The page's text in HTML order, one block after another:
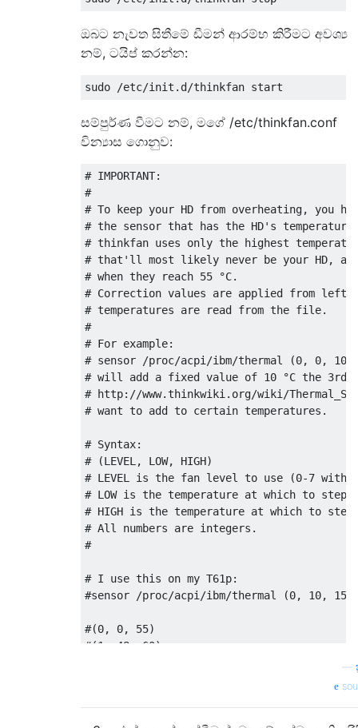
ඔබට නැවත සිතීමේ ඩීමන් ආරම්භ කිරීමට අවශ්‍ය
නම්, ටයිප් කරන්න:
සම්පුර්ණ වීමට නම්, මගේ /etc/thinkfan.conf
වින්‍යාස ගොනුව:
# IMPORTANT:
#
# To keep your HD from overheating, you
# the sensor that has the HD's
# thinkfan uses only the highest
# that'll most likely never be your HD, as
# when they reach 55 °C.
# Correction values are applied from left
# temperatures are read from the file.
#
# For example:
# sensor /proc/acpi/ibm/thermal (0, 0, 10)
# will add a fixed value of 10 °C the 3rd
# http://www.thinkwiki.org/wiki/
# want to add to certain temperatures.
# Syntax:
# (LEVEL, LOW, HIGH)
# LEVEL is the fan level to use (0-7 with
# LOW is the temperature at which to step
# HIGH is the temperature at which to
# All numbers are integers.
#
# I use this on my T61p:
#sensor /proc/acpi/ibm/thermal (0, 10,
#(0, 0, 55)
#(1, 48, 60)
#(5, 59, 66)